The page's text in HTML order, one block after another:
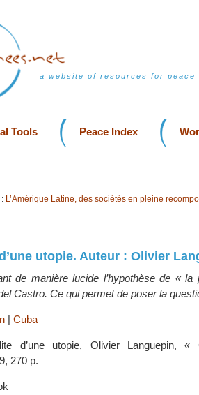
a website of resources for peace
Tools Peace Index
L’Amérique Latine, des sociétés en pleine
utopie. Auteur : Olivier
de manière lucide l’hypothèse de «
Castro. Ce qui permet de poser la
| Cuba
d’une utopie, Olivier Languepin,
270 p.